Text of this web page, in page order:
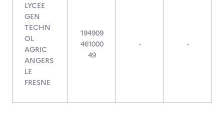
LYCEE
GEN
TECHN
OL
AGRIC
ANGERS
LE
FRESNE
194909
461000
49
- -